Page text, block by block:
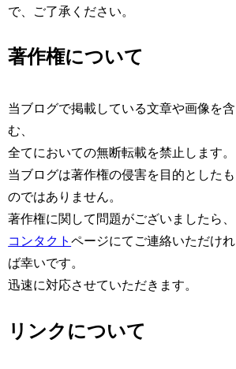
で、ご了承ください。
著作権について
当ブログで掲載している文章や画像を含
む、
全てにおいての無断転載を禁止します。
当ブログは著作権の侵害を目的としたも
のではありません。
著作権に関して問題がございましたら、
コンタクトページにてご連絡いただけれ
ば幸いです。
迅速に対応させていただきます。
リンクについて